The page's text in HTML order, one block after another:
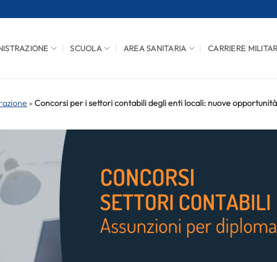
SCUOLA AREA SANITARIA CARRIERE
»Concorsi per i settori contabili degli enti locali: nuove